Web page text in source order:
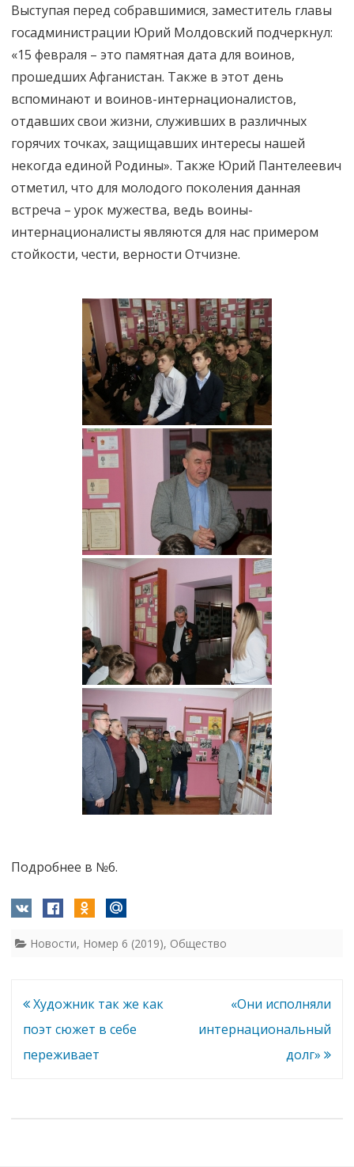
Выступая перед собравшимися, заместитель главы
госадминистрации Юрий Молдовский подчеркнул:
«15 февраля – это памятная дата для воинов,
прошедших Афганистан. Также в этот день
вспоминают и воинов-интернационалистов,
отдавших свои жизни, служивших в различных
горячих точках, защищавших интересы нашей
некогда единой Родины». Также Юрий Пантелеевич
отметил, что для молодого поколения данная
встреча – урок мужества, ведь воины-
интернационалисты являются для нас примером
стойкости, чести, верности Отчизне.
Подробнее в №6.
Новости, Номер 6 (2019), Общество
Навигация
по
записям
Художник так же как
поэт сюжет в себе
переживает
«Они исполняли
интернациональный
долг»